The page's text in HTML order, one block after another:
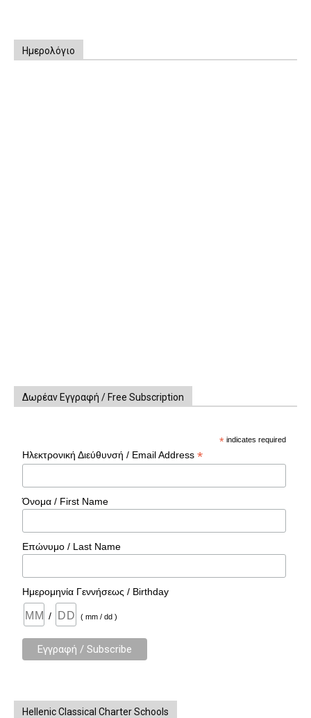
Ημερολόγιο
Δωρέαν Εγγραφή / Free Subscription
* indicates required
Ηλεκτρονική Διεύθυνσή / Email Address*
Όνομα / First Name
Επώνυμο / Last Name
Ημερομηνία Γεννήσεως / Birthday
/ ( mm / dd )
Hellenic Classical Charter Schools